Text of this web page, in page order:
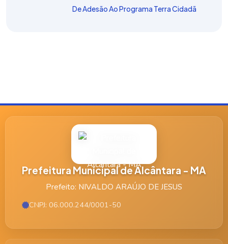
De Adesão Ao Programa Terra Cidadã
Prefeitura Municipal de Alcântara - MA
Prefeito: NIVALDO ARAÚJO DE JESUS
CNPJ: 06.000.244/0001-50